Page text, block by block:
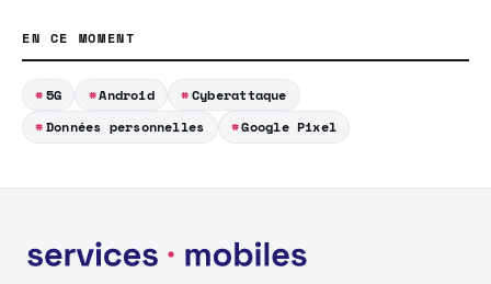
EN CE MOMENT
5G Android
Cyberattaque
Données personnelles
Google Pixel